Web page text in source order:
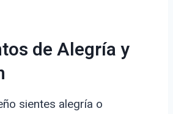
de Alegría y
sientes alegría o